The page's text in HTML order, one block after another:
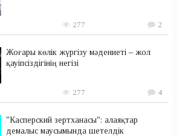
277 2
Жоғары көлік жүргізу мәдениеті – жол
қауіпсіздігінің негізі
277 4
"Касперский зертханасы": алаяқтар
демалыс маусымында шетелдік